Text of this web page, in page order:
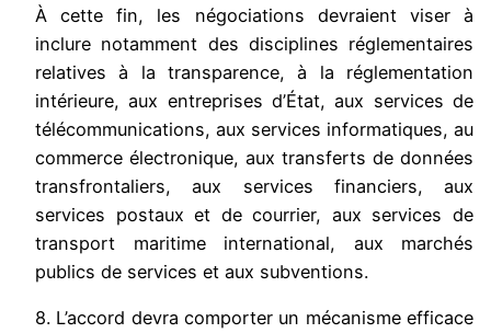
À cette fin, les négociations devraient viser à
inclure notamment des disciplines réglementaires
relatives à la transparence, à la réglementation
intérieure, aux entreprises d’État, aux services de
télécommunications, aux services informatiques, au
commerce électronique, aux transferts de données
transfrontaliers, aux services financiers, aux
services postaux et de courrier, aux services de
transport maritime international, aux marchés
publics de services et aux subventions.
8. L’accord devra comporter un mécanisme efficace